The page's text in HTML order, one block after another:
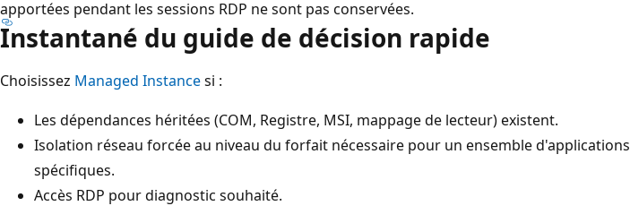
apportées pendant les sessions RDP ne sont pas conservées.
Instantané du guide de décision rapide
Choisissez Managed Instancesi :
Les dépendances héritées (COM, Registre, MSI, mappage de lecteur) existent.
Isolation réseau forcée au niveau du forfait nécessaire pour un ensemble d'applications
spécifiques.
Accès RDP pour diagnostic souhaité.